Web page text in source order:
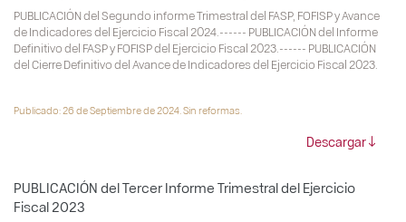
PUBLICACIÓN del Segundo informe Trimestral del FASP, FOFISP y Avance
de Indicadores del Ejercicio Fiscal 2024.------ PUBLICACIÓN del Informe
Definitivo del FASP y FOFISP del Ejercicio Fiscal 2023.------ PUBLICACIÓN
del Cierre Definitivo del Avance de Indicadores del Ejercicio Fiscal 2023.
Publicado: 26 de Septiembre de 2024. Sin reformas.
Descargar
PUBLICACIÓN del Tercer Informe Trimestral del Ejercicio
Fiscal 2023